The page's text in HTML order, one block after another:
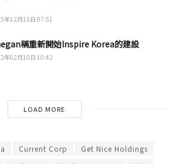
年12月15日 07:51
稱重新開始Inspire Korea的建設
年02月10日 10:42
LOAD MORE
Current Corp
Get Nice Holdings